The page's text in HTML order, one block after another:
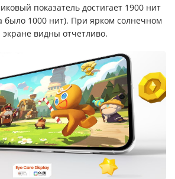
показатель достигает 1900 нит
было 1000 нит). При ярком солнечном
экране видны отчетливо.